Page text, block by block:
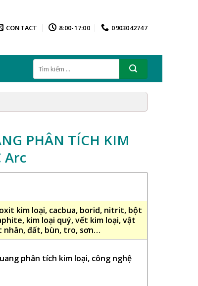
CONTACT 8:00-17:00 0903042747
Tìm
kiếm:
PHÂN TÍCH KIM
Arc
kim loại, cacbua, borid, nitrit, bột
kim loại quý, vết kim loại, vật
nhân, đất, bùn, tro, sơn…
phân tích kim loại, công nghệ